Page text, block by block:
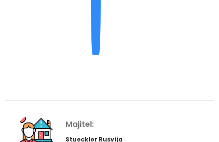
Majitel:
Stueckler Rusvija